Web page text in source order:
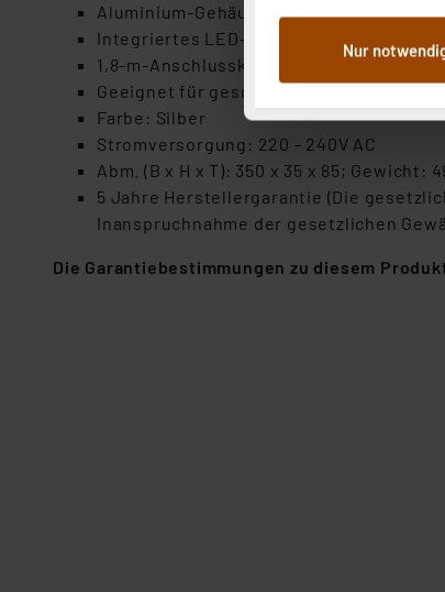
dem Speichern und
Weiterverarbeitung
Abs.1a DSG-VO) zu.
Button „Ablehnen
ganz oder teilweise
anpassen oder
Auswertung und
dazu führen, dass
„Einige Drittanbieter
Nur
Aluminium-Gehäuse mit klarer
Integriertes LED-Vorschaltgerät
1,8-m-Anschlusskabel und Eurostecker
Geeignet für geschützte Innenräume,
Farbe: Silber
Stromversorgung: 220 - 240V AC
Abm. (B x H x T): 350 x 35 x 85; Gewicht:
5 Jahre Herstellergarantie (Die
Inanspruchnahme der gesetzlichen
Die Garantiebestimmungen zu diesem